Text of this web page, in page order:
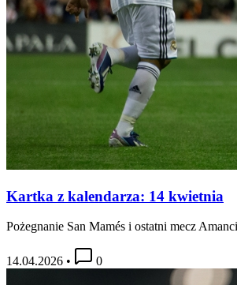
Kartka z kalendarza: 14 kwietnia
Pożegnanie San Mamés i ostatni mecz
14.04.2026 • 0